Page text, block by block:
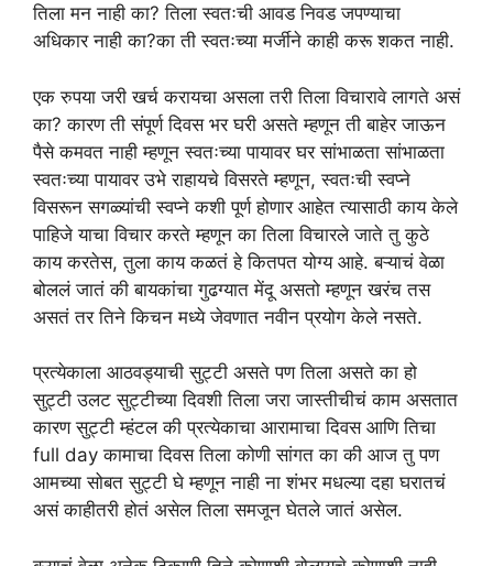
तिला मन नाही का? तिला स्वतःची आवड निवड जपण्याचा
अधिकार नाही का?का ती स्वतःच्या मर्जीने काही करू शकत नाही.
एक रुपया जरी खर्च करायचा असला तरी तिला विचारावे लागते असं
का? कारण ती संपूर्ण दिवस भर घरी असते म्हणून ती बाहेर जाऊन
पैसे कमवत नाही म्हणून स्वतःच्या पायावर घर सांभाळता सांभाळता
स्वतःच्या पायावर उभे राहायचे विसरते म्हणून, स्वतःची स्वप्ने
विसरून सगळ्यांची स्वप्ने कशी पूर्ण होणार आहेत त्यासाठी काय केले
पाहिजे याचा विचार करते म्हणून का तिला विचारले जाते तु कुठे
काय करतेस, तुला काय कळतं हे कितपत योग्य आहे. बऱ्याचं वेळा
बोललं जातं की बायकांचा गुढग्यात मेंदू असतो म्हणून खरंच तस
असतं तर तिने किचन मध्ये जेवणात नवीन प्रयोग केले नसते.
प्रत्येकाला आठवड्याची सुट्टी असते पण तिला असते का हो
सुट्टी उलट सुट्टीच्या दिवशी तिला जरा जास्तीचीचं काम असतात
कारण सुट्टी म्हंटल की प्रत्येकाचा आरामाचा दिवस आणि तिचा
full day कामाचा दिवस तिला कोणी सांगत का की आज तु पण
आमच्या सोबत सुट्टी घे म्हणून नाही ना शंभर मधल्या दहा घरातचं
असं काहीतरी होतं असेल तिला समजून घेतले जातं असेल.